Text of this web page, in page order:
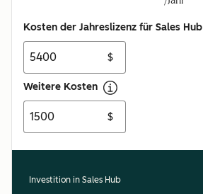
Kosten der Jahreslizenz für Sales Hub
$
Weitere Kosten
$
Investition in Sales Hub